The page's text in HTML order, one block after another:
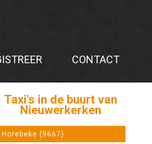
CONTACT
Taxi's in de buurt van
Nieuwerkerken
Horebeke (9667)